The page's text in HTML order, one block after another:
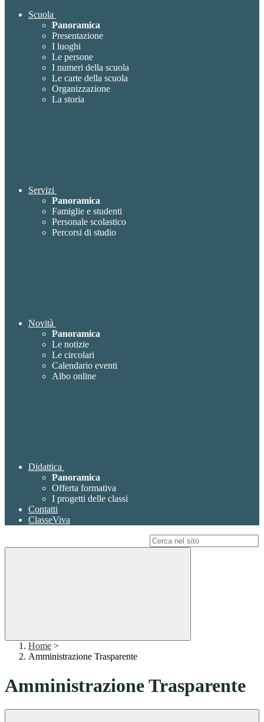
Scuola
Panoramica
Presentazione
I luoghi
Le persone
I numeri della scuola
Le carte della scuola
Organizzazione
La storia
Servizi
Panoramica
Famiglie e studenti
Personale scolastico
Percorsi di studio
Novità
Panoramica
Le notizie
Le circolari
Calendario eventi
Albo online
Didattica
Panoramica
Offerta formativa
I progetti delle classi
Contatti
ClasseViva
Home >
Amministrazione Trasparente
Amministrazione Trasparente